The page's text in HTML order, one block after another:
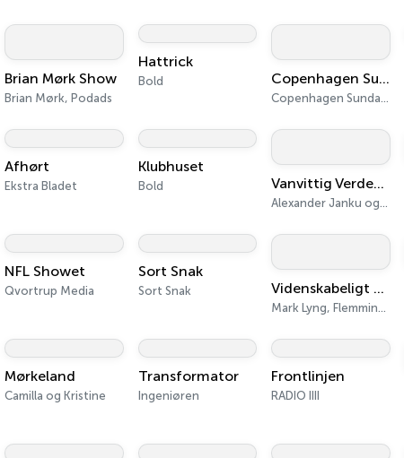
Brian Mørk Show
Brian Mørk, Podads
Hattrick
Bold Copenhagen Sundays
Copenhagen Sundays
Afhørt
Ekstra Bladet
Klubhuset
Bold Vanvittig Verdenshistorie
Alexander Janku og Peter Løhde
NFL Showet
Qvortrup Media
Sort Snak
Sort Snak Videnskabeligt Udfordret
Mark Lyng, Flemming Damgaard, Nikolaj V. Hansen
Mørkeland
Camilla og Kristine
Transformator
Ingeniøren
Frontlinjen
RADIO IIII